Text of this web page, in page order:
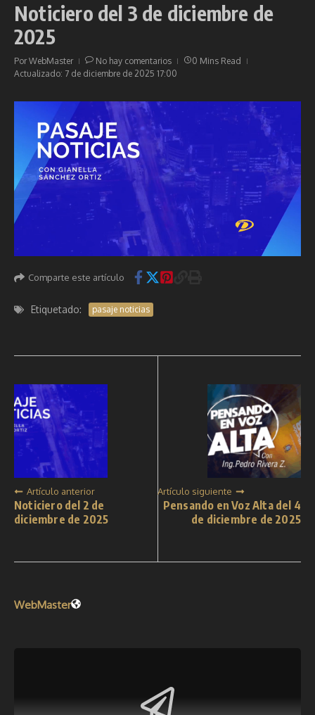
Noticiero del 3 de diciembre de
2025
PorWebMaster No hay comentarios
0 Mins Read
Actualizado: 7 de diciembre de 2025 17:00
Comparte este artículo
Etiquetado: pasaje noticias
Artículo anterior
Noticiero del 2 de
diciembre de 2025
Artículo siguiente
Pensando en Voz Alta del 4
de diciembre de 2025
WebMaster